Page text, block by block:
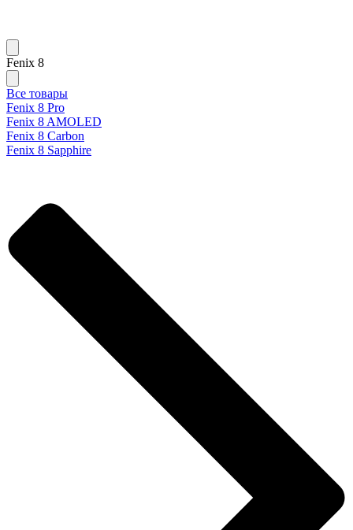
Fenix 8
Все товары
Fenix 8 Pro
Fenix 8 AMOLED
Fenix 8 Carbon
Fenix 8 Sapphire